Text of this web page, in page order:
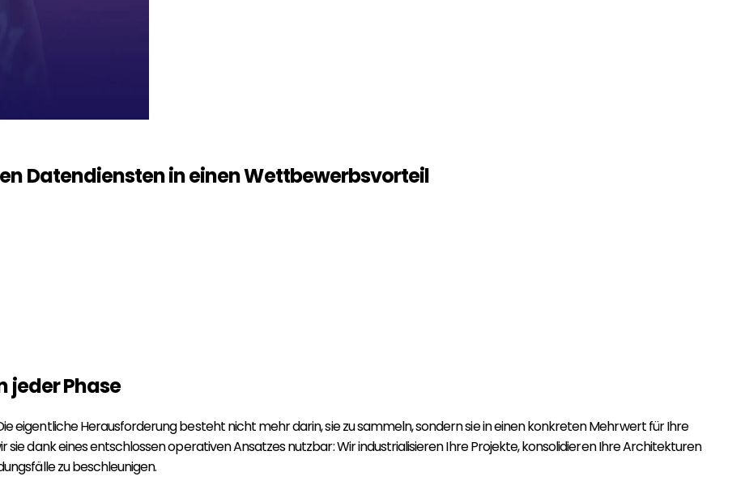
Datendienstenin einen Wettbewerbsvorteil
jeder Phase
eigentliche Herausforderung besteht nicht mehr darin, sie zu sammeln, sondern sie in einen konkreten Mehrwert für Ihre
dank eines entschlossen operativen Ansatzes nutzbar: Wir industrialisieren Ihre Projekte, konsolidieren Ihre Architekturen
zu beschleunigen.